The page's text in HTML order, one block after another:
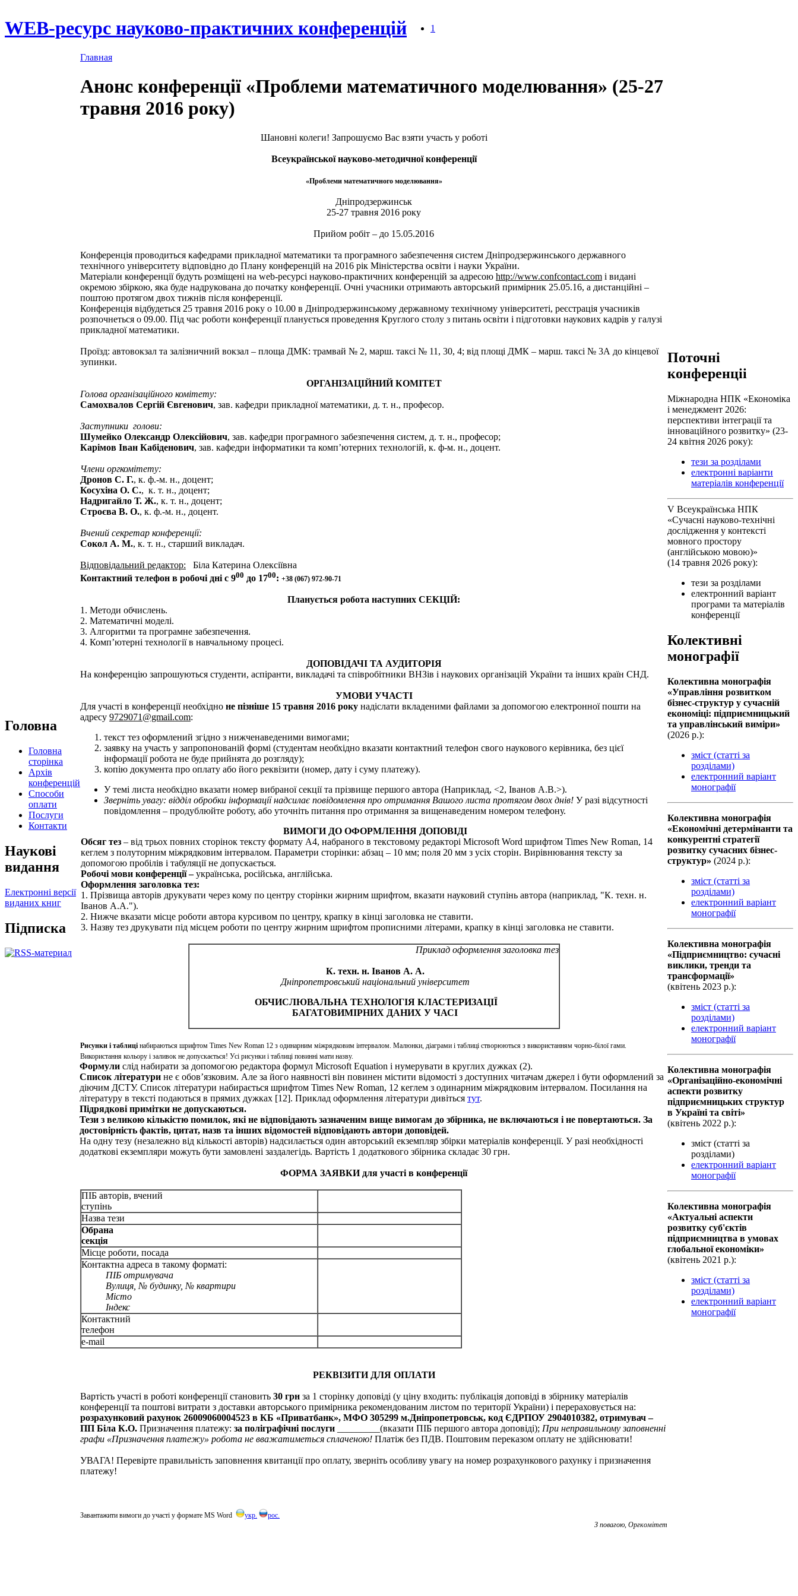
WEB-ресурс науково-практичних конференцій 1
Головна
Головна
сторінка
Архів
конференцій
Способи
оплати
Послуги
Контакти
Наукові
видання
Електронні версії
виданих книг
Підписка
Главная
Анонс конференції «Проблеми математичного моделювання» (25-27
травня 2016 року)
Шановні колеги! Запрошуємо Вас взяти участь у роботі
Всеукраїнської науково-методичної конференції
«Проблеми математичного моделювання»
Дніпродзержинськ
25-27 травня 2016 року
Прийом робіт – до 15.05.2016
Конференція проводиться кафедрами прикладної математики та програмного забезпечення систем Дніпродзержинського державного
технічного університету відповідно до Плану конференцій на 2016 рік Міністерства освіти і науки України.
Матеріали конференції будуть розміщені на web-ресурсі науково-практичних конфе­ренцій за адресою http://www.confcontact.com і видані
окремою збіркою, яка буде надрукована до початку конференції. Очні учасники отримають авторський примірник 25.05.16, а дистанційні –
поштою протягом двох тижнів після конференції.
Конференція відбудеться 25 травня 2016 року о 10.00 в Дніпродзержинському державному технічному університеті, реєстрація учасників
розпочнеться о 09.00. Під час роботи конференції планується проведення Круглого столу з питань освіти і підготов­ки наукових кадрів у галузі
прикладної математики.
Проїзд: автовокзал та залізничний вокзал – площа ДМК: трамвай № 2, марш. таксі № 11, 30, 4; від площі ДМК – марш. таксі № 3А до кінцевої
зупинки.
ОРГАНІЗАЦІЙНИЙ КОМІТЕТ
Голова організаційного комітету:
Самохвалов Сергій Євгенович, зав. кафедри прикладної математики, д. т. н., професор.
Заступники голови:
Шумейко Олександр Олексійович, зав. кафедри програмного забезпечення систем, д. т. н., професор;
Карімов Іван Кабіденович, зав. кафедри інформатики та комп’ютерних технологій, к. ф-м. н., доцент.
Члени оргкомітету:
Дронов С. Г., к. ф.-м. н., доцент;
Косухіна О. С., к. т. н., доцент;
Надригайло Т. Ж., к. т. н., доцент;
Строєва В. О., к. ф.-м. н., доцент.
Вчений секретар конференції:
Сокол А. М., к. т. н., старший викладач.
Відповідальний редактор: Біла Катерина Олексіївна
Контактний телефон в робочі дні с 900 до 1700: +38 (067) 972-90-71
Планується робота наступних СЕКЦІЙ:
1. Методи обчислень.
2. Математичні моделі.
3. Алгоритми та програмне забезпечення.
4. Комп’ютерні технології в навчальному процесі.
ДОПОВІДАЧІ ТА АУДИТОРІЯ
На конференцію запрошуються студенти, аспіранти, викладачі та співробітники ВНЗів і наукових організацій України та інших країн СНД.
УМОВИ УЧАСТІ
Для участі в конференції необхідно не пізніше 15 травня 2016 року надіслати вкладеними файлами за допомогою електронної пошти на
адресу 9729071@gmail.com:
текст тез оформлений згідно з нижченаведеними вимогами;
заявку на участь у запропонованій формі (студентам необхідно вказати контактний телефон свого наукового керівника, без цієї
інформації робота не буде прийнята до розгляду);
копію документа про оплату або його реквізити (номер, дату і суму платежу).
У темі листа необхідно вказати номер вибраної секції та прізвище першого автора (Наприклад, <2, Іванов А.В.>).
Зверніть увагу: відділ обробки інформації надсилає повідомлення про отримання Вашого листа протягом двох днів! У разі відсутності
повідомлення – продублюйте роботу, або уточніть питання про отримання за вищенаведеним номером телефону.
ВИМОГИ ДО ОФОРМЛЕННЯ ДОПОВІДІ
Обсяг тез– від трьох повних сторінок тексту формату А4, набраного в текстовому редакторі Microsoft Word шрифтом Times New Roman, 14
кеглем з полуторним міжрядковим інтервалом. Параметри сторінки: абзац – 10 мм; поля 20 мм з усіх сторін. Вирівнювання тексту за
допомогою пробілів і табуляції не допускається.
Робочі мови конференції –українська, російська, англійська.
Оформлення заголовка тез:
1. Прізвища авторів друкувати через кому по центру сторінки жирним шрифтом, вказати науковий ступінь автора (наприклад, "К. техн. н.
Іванов А.А.").
2. Нижче вказати місце роботи автора курсивом по центру, крапку в кінці заголовка не ставити.
3. Назву тез друкувати під місцем роботи по центру жирним шрифтом прописними літерами, крапку в кінці заголовка не ставити.
Приклад оформлення заголовка тез
К. техн. н. Іванов А. А.
Дніпропетровський національний університет
ОБЧИСЛЮВАЛЬНА ТЕХНОЛОГІЯ КЛАСТЕРИЗАЦІЇ
БАГАТОВИМІРНИХ ДАНИХ У ЧАСІ
Рисунки і таблиці набираються шрифтом Times New Roman 12 з одинарним між­ряд­ко­вим інтервалом. Малюнки, діаграми і таблиці створюються з використанням чорно-білої гами.
Використання кольору і заливок не допускається! Усі рисунки і таблиці повинні мати назву.
Формули слід набирати за допомогою редактора формул Microsoft Equation і нумерувати в круглих дужках (2).
Список літератури не є обов’язковим. Але за його наявності він повинен містити ві­домості з доступних читачам джерел і бути оформлений за
діючим ДСТУ. Список лі­те­ра­ту­ри набирається шрифтом Times New Roman, 12 кеглем з одинарним міжрядковим інтер­ва­лом. Посилання на
літературу в тексті подаються в прямих дужках [12]. Приклад оформ­лен­ня літератури дивітьсятут.
Підрядкові примітки не допускаються.
Тези з великою кількістю помилок, які не відповідають зазначеним вище вимогам до збірника, не включаються і не повертаються. За
достовірність фактів, цитат, назв та інших відомостей відповідають автори доповідей.
На одну тезу (незалежно від кількості авторів) надсилається один авторський ек­земп­ляр збірки матеріалів конференції. У разі необхідності
додаткові екземпляри можуть бути замовлені заздалегідь. Вартість 1 додаткового збірника складає 30 грн.
ФОРМА ЗАЯВКИ для участі в конференції
ПІБ авторів, вчений
ступінь
Назва тези
Обрана
секція
Місце роботи, посада
Контактна адреса в такому форматі:
ПІБ отримувача
Вулиця, № будинку, № квартири
Місто
Індекс
Контактний
телефон
e-mail
РЕКВІЗИТИ ДЛЯ ОПЛАТИ
Вартість участі в роботі конференції становить 30 грн за 1 сторінку доповіді (у ціну входить: публікація доповіді в збірнику матеріалів
конференції та поштові витрати з доставки авторського примірника рекомендованим листом по території України) і перераховується на:
розрахунковий рахунок 26009060004523 в КБ «Приватбанк», МФО 305299 м.Дніпропетровськ, код ЄДРПОУ 2904010382, отримувач –
ПП Біла К.О. Призначення платежу: за поліграфічні послуги _________(вказати ПІБ першого автора доповіді); При неправильному заповненні
графи «Призначення платежу» робота не вважатиметься сплаченою! Платіж без ПДВ. Поштовим переказом оплату не здійснювати!
УВАГА! Перевірте правильність заповнення квитанції про оплату, зверніть особливу увагу на номер розрахункового рахунку і призначення
платежу!
Завантажити вимоги до участі у формате MS Word укр.
рос.
З повагою, Оргкомітет
Поточні
конференціі
Міжнародна НПК «Економіка
і менеджмент 2026:
перспективи інтеграції та
інноваційного розвитку» (23-
24 квітня 2026 року):
тези за розділами
електронні варіанти
матеріалів конференції
V Всеукраїнська НПК
«Сучасні науково-технічні
дослідження у контексті
мовного простору
(англійською мовою)»
(14 травня 2026 року):
тези за розділами
електронний варіант
програми та матеріалів
конференції
Колективні
монографії
Колективна монографiя
«Управління розвитком
бізнес-структур у сучасній
економіці: підприємницький
та управлінський виміри»
(2026 р.):
зміст (статті за
розділами)
електронний варіант
монографії
Колективна монографiя
«Економічні детермінанти та
конкурентні стратегії
розвитку сучасних бізнес-
структур» (2024 р.):
зміст (статті за
розділами)
електронний варіант
монографії
Колективна монографiя
«Підприємництво: сучасні
виклики, тренди та
трансформації»
(квiтень 2023 р.):
зміст (статті за
розділами)
електронний варіант
монографії
Колективна монографiя
«Організаційно-економічні
аспекти розвитку
підприємницьких структур
в Україні та світі»
(квiтень 2022 р.):
зміст (статті за
розділами)
електронний варіант
монографії
Колективна монографiя
«Актуальні аспекти
розвитку суб'єктів
підприємництва в умовах
глобальної економіки»
(квiтень 2021 р.):
зміст (статті за
розділами)
електронний варіант
монографії